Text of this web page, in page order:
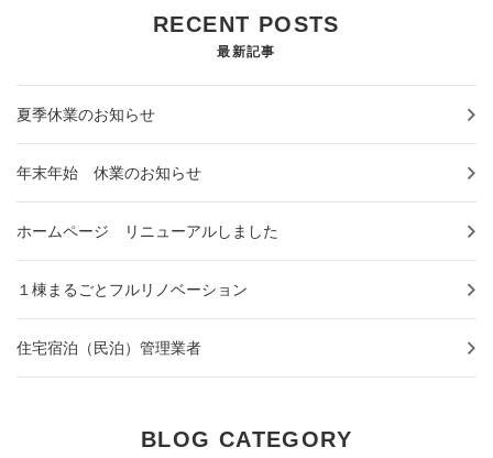
RECENT POSTS
最新記事
夏季休業のお知らせ
年末年始 休業のお知らせ
ホームページ リニューアルしました
１棟まるごとフルリノベーション
住宅宿泊（民泊）管理業者
BLOG CATEGORY